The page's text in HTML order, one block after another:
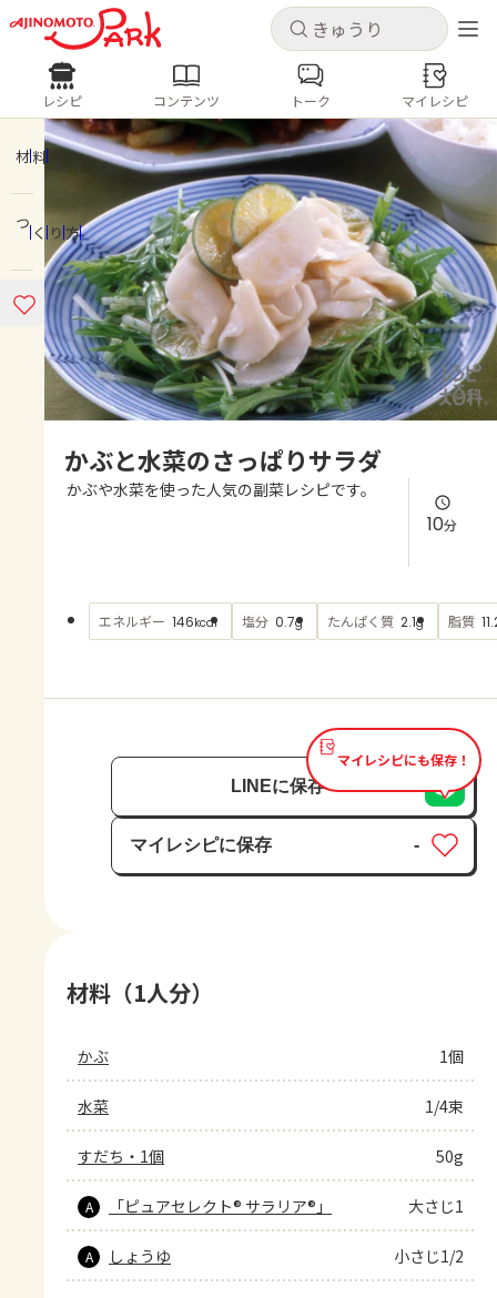
キャンセル
ログインするとレシピを保存できます
ログイン 新規登録
ホーム
コンテンツ
レシピ
よくあるお問い合わせ
AJINOMOTO PARK とは
キャンセル
レシピ コンテンツ
人気の食材・レシピ
きゅうり なす トマト
とうもろこし
ピーマン
みょうが ゴーヤ
レシピ コンテンツ トーク マイレシピ
材料
つくり方
かぶと水菜のさっぱりサラダ
かぶや水菜を使った人気の副菜レシピです。
10分
エネルギー 146kcal 塩分 0.7g たんぱく質 2.1g 脂質
マイレシピにも保存！
LINEに保存
マイレシピに保存
保存済み
-
材料（1人分）
かぶ 1個
水菜 1/4束
すだち・1個 50g
A 「ピュアセレクト® サラリア®」 大さじ1
A しょうゆ 小さじ1/2